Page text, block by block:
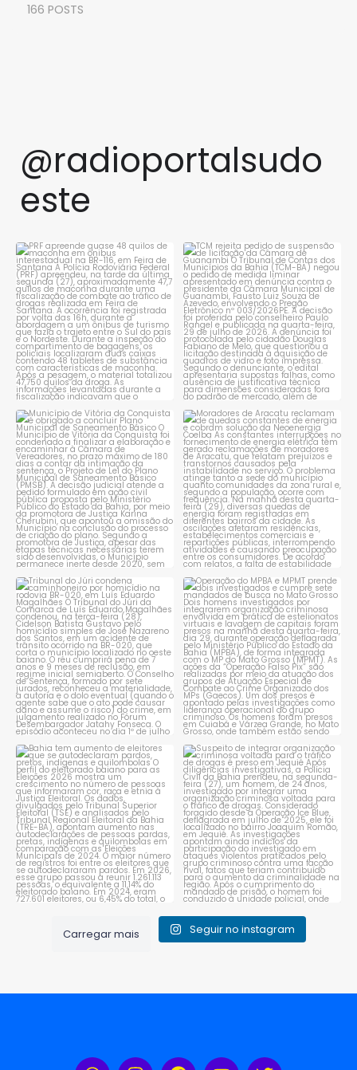
166 POSTS
@radioportalsudo
este
PRF apreende quase 48 quilos
de maconha em ônibus...
1 0
TCM rejeita pedido de
suspensão de licitação da...
1 0
Município de Vitória da
Conquista é obrigado a...
1 0
Moradores de Aracatu
reclamam de quedas
constantes ...
1 0
Tribunal do Júri condena
caminhoneiro por...
1 0
Operação do MPBA e MPMT
prende dois investigados e...
1 0
Bahia tem aumento de eleitores
que se autodeclaram...
1 0
Suspeito de integrar
organização criminosa
voltada...
1 0
Carregar mais Seguir no instagram